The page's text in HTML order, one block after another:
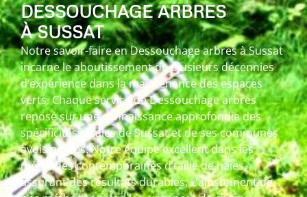
DESSOUCHAGE ARBRES
À SUSSAT
Notre savoir-faire en Dessouchage arbres à Sussat
incarne le aboutissement de plusieurs décennies
d’expérience dans la maintenance des espaces
verts. Chaque service de Dessouchage arbres
repose sur une connaissance approfondie des
spécificités locales de Sussat et de ses communes
avoisinantes. Notre équipe excellent dans les
méthodes contemporaines d’taille de haies,
assurant des résultats durables. L’ajustement de